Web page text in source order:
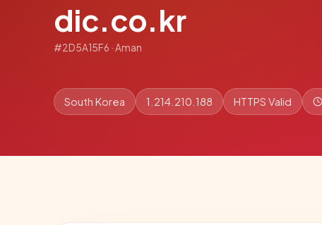
dic.co.kr
#2D5A15F6 · Aman
South Korea 1.214.210.188 HTTPS Valid